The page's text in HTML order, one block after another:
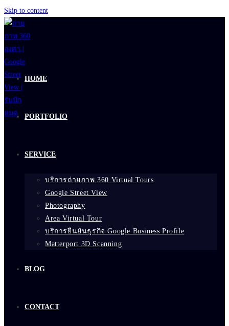
Skip to content
HOME
PORTFOLIO
SERVICE
บริการถ่ายภาพ 360 Virtual Tours
Google Street View
Photography
Area Virtual Tour
บริการยืนยันธุรกิจ Google Business Profile
Matterport 3D Scanning
BLOG
CONTACT